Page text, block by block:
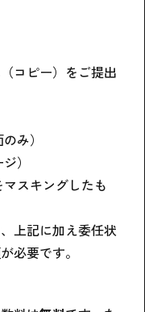
コピー）をご提出
み）
）
スキングしたも
上記に加え委任状
必要です。